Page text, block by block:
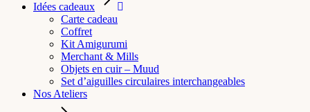
Idées cadeaux
Carte cadeau
Coffret
Kit Amigurumi
Merchant & Mills
Objets en cuir – Muud
Set d’aiguilles circulaires interchangeables
Nos Ateliers